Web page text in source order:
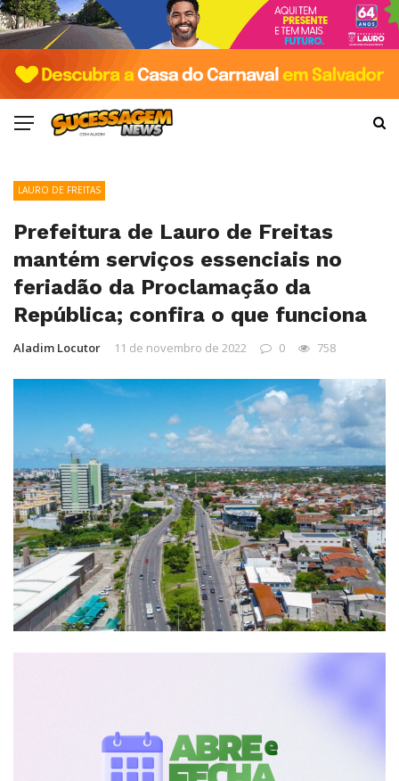
LAURO DE FREITAS
Prefeitura de Lauro de Freitas
mantém serviços essenciais no
feriadão da Proclamação da
República; confira o que funciona
Aladim Locutor 11 de novembro de 2022 0 758